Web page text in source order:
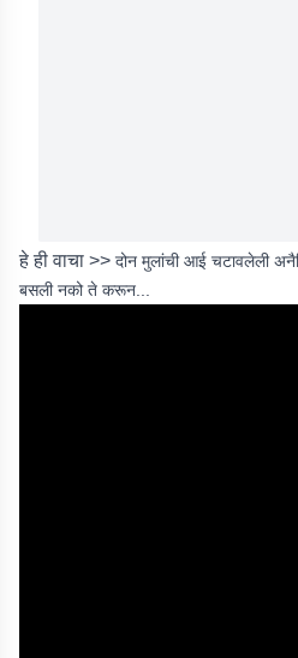
हे ही वाचा >> दोन मुलांची आई चटावलेली
बसली नको ते करून...